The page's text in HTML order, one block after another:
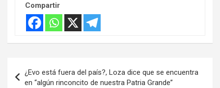
s
e
m
t
Compartir
de
¿Evo está fuera del país?, Loza dice que se encuentra
en “algún rinconcito de nuestra Patria Grande”